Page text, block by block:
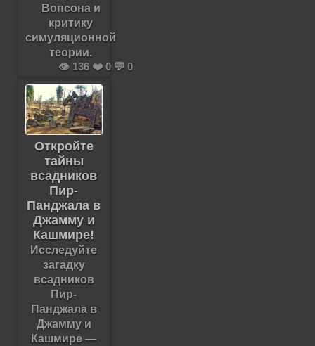
Вопсона и
критику
симуляционной
теории.
👁️ 136 ❤️ 0 💬 0
Откройте
тайны
всадников
Пир-
Панджала в
Джамму и
Кашмире!
Исследуйте
загадку
всадников
Пир-
Панджала в
Джамму и
Кашмире —